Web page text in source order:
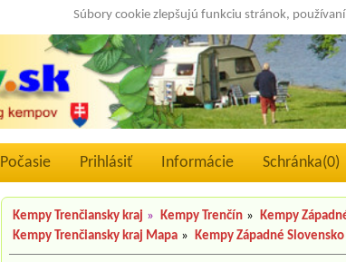
Súbory cookie zlepšujú funkciu stránok,
Počasie Prihlásiť Informácie Schránka(0)
Kempy Trenčiansky kraj » Kempy Trenčín » Kempy
Kempy Trenčiansky kraj Mapa » Kempy Západné